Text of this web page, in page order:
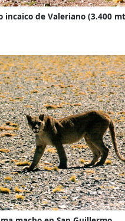
al Oeste de los Nevados
rumbo a Vinchina
en realidad de
individuales,
cuya misión
de